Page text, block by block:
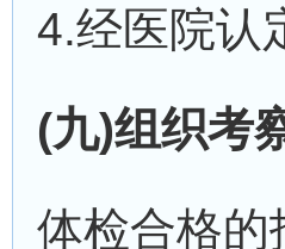
4.经医院认
(九)组织考
体检合格的